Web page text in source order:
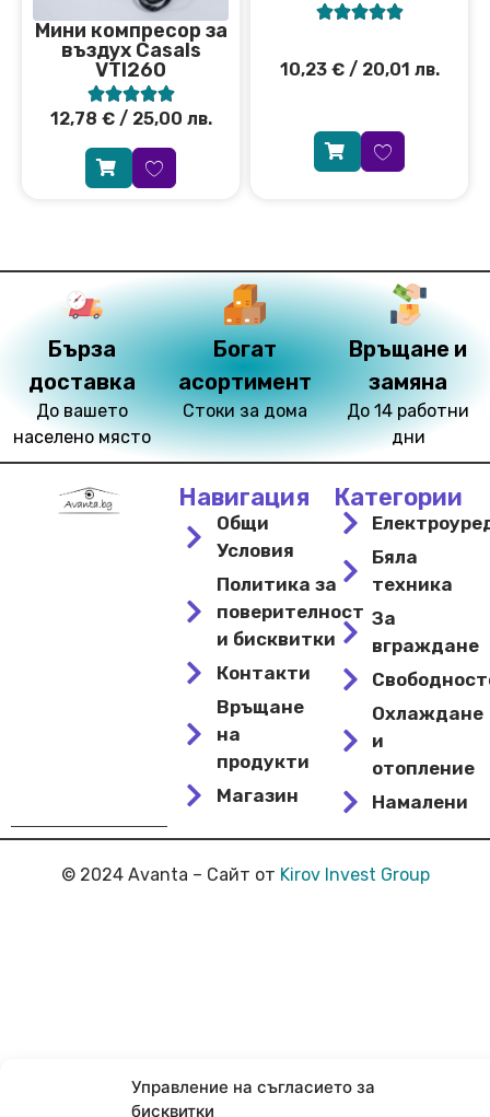
Управление на съгласието за
бисквитки
Мини компресор за
въздух Casals
VTI260

12,78 €/ 25,00 лв.

10,23 €/ 20,01 лв.
Бърза
доставка
До вашето
населено място
Богат
асортимент
Стоки за дома
Връщане и
замяна
До 14 работни
дни
Навигация
Общи
Условия
Политика за
поверителност
и бисквитки
Контакти
Връщане
на
продукти
Магазин
Категории
Бяла
техника
За
вграждане
Охлаждане
и
отопление
Намалени
© 2024 Avanta – Сайт от Kirov Invest Group